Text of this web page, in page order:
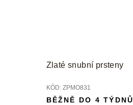
Zlaté snubní prsteny
KÓD: ZPMO831
BĚŽNĚ DO 4 TÝDNŮ